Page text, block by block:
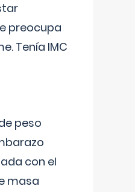
preocupa
Tenía IMC
peso
con el
masa